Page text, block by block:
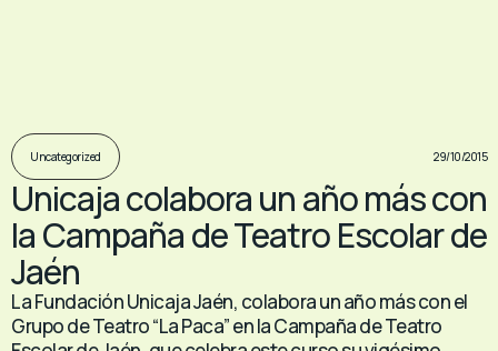
Uncategorized 29/10/2015
Unicaja colabora un año más con
la Campaña de Teatro Escolar de
Jaén
La Fundación Unicaja Jaén, colabora un año más con el
Grupo de Teatro “La Paca” en la Campaña de Teatro